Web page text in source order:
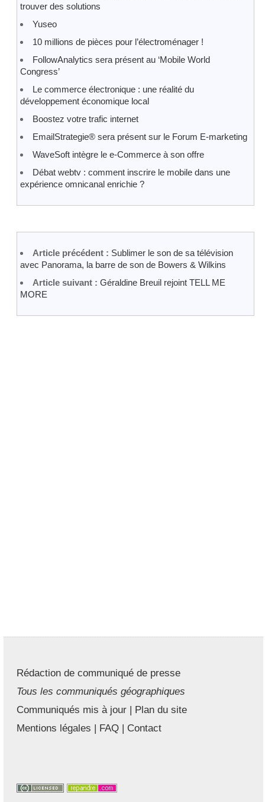
trouver des solutions
Yuseo
10 millions de pièces pour l’électroménager !
FollowAnalytics sera présent au ‘Mobile World
Congress’
Le commerce électronique : une réalité du
développement économique local
Boostez votre trafic internet
EmailStrategie® sera présent sur le Forum E-marketing
WaveSoft intègre le e-Commerce à son offre
Débat webtv : comment inscrire le mobile dans une
expérience omnicanal enrichie ?
Article précédent : Sublimer le son de sa télévision
avec Panorama, la barre de son de Bowers & Wilkins
Article suivant : Géraldine Breuil rejoint TELL ME
MORE
Rédaction de communiqué de presse
Tous les communiqués géographiques
Communiqués mis à jour | Plan du site
Mentions légales | FAQ | Contact